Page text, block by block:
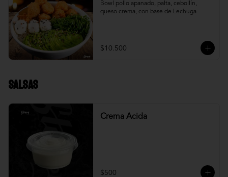
Bowl pollo apanado, palta, cebollín,
queso crema, con base de Lechuga
$10.500
Salsas
Crema Acida
$500